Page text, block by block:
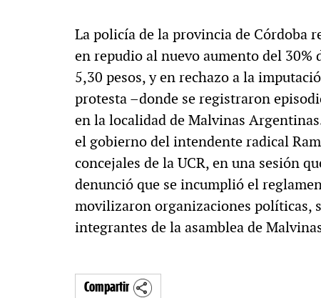
La policía de la provincia de Córdoba
en repudio al nuevo aumento del 30%
5,30 pesos, y en rechazo a la
protesta –donde se registraron
en la localidad de Malvinas
el gobierno del intendente radical
concejales de la UCR, en una sesión
denunció que se incumplió el
movilizaron organizaciones políticas,
integrantes de la asamblea de
Compartir